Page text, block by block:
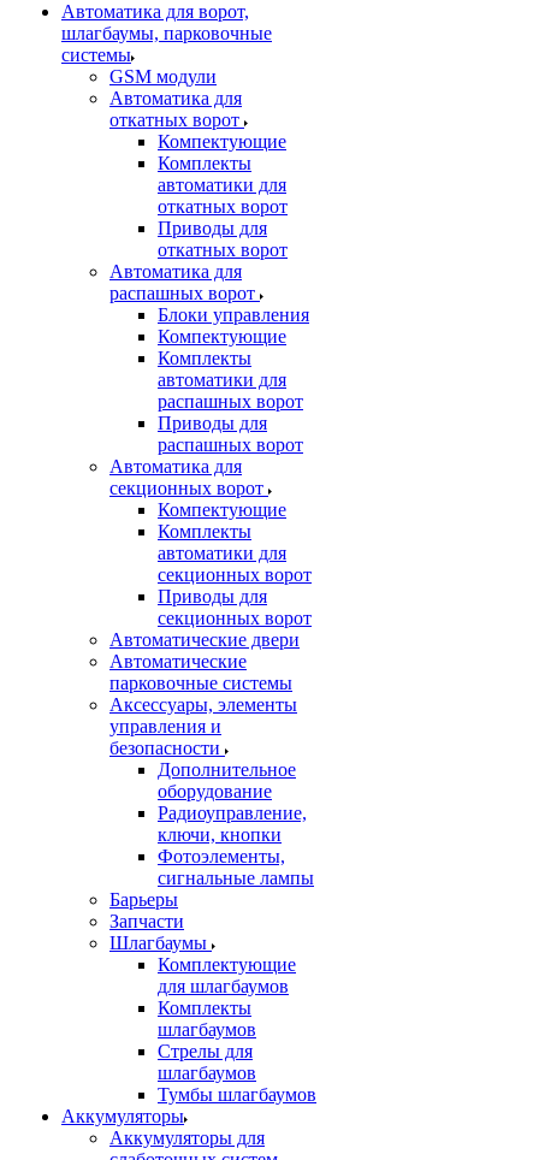
Автоматика для ворот,
шлагбаумы, парковочные
системы
GSM модули
Автоматика для
откатных ворот
Компектующие
Комплекты
автоматики для
откатных ворот
Приводы для
откатных ворот
Автоматика для
распашных ворот
Блоки управления
Компектующие
Комплекты
автоматики для
распашных ворот
Приводы для
распашных ворот
Автоматика для
секционных ворот
Компектующие
Комплекты
автоматики для
секционных ворот
Приводы для
секционных ворот
Автоматические двери
Автоматические
парковочные системы
Аксессуары, элементы
управления и
безопасности
Дополнительное
оборудование
Радиоуправление,
ключи, кнопки
Фотоэлементы,
сигнальные лампы
Барьеры
Запчасти
Шлагбаумы
Комплектующие
для шлагбаумов
Комплекты
шлагбаумов
Стрелы для
шлагбаумов
Тумбы шлагбаумов
Аккумуляторы
Аккумуляторы для